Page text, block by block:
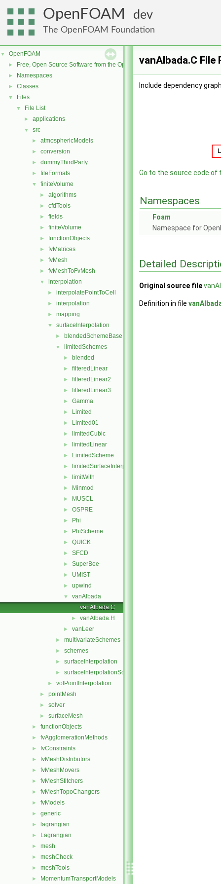
OpenFOAM dev
The OpenFOAM Foundation
▼ OpenFOAM
► Free, Open Source Software from the OpenFOAM Foundation
► Namespaces
► Classes
▼ Files
▼ File List
► applications
▼ src
► atmosphericModels
► conversion
► dummyThirdParty
► fileFormats
▼ finiteVolume
► algorithms
► cfdTools
► fields
► finiteVolume
► functionObjects
► fvMatrices
► fvMesh
► fvMeshToFvMesh
▼ interpolation
► interpolatePointToCell
► interpolation
► mapping
▼ surfaceInterpolation
► blendedSchemeBase
▼ limitedSchemes
► blended
► filteredLinear
► filteredLinear2
► filteredLinear3
► Gamma
► Limited
► Limited01
► limitedCubic
► limitedLinear
► LimitedScheme
► limitedSurfaceInterpolationScheme
► limitWith
► Minmod
► MUSCL
► OSPRE
► Phi
► PhiScheme
► QUICK
► SFCD
► SuperBee
► UMIST
► upwind
▼
vanAlbada
vanAlbada.C
► vanAlbada.H
► vanLeer
► multivariateSchemes
► schemes
► surfaceInterpolation
► surfaceInterpolationScheme
► volPointInterpolation
► pointMesh
► solver
► surfaceMesh
► functionObjects
► fvAgglomerationMethods
► fvConstraints
► fvMeshDistributors
► fvMeshMovers
► fvMeshStitchers
► fvMeshTopoChangers
► fvModels
► generic
► lagrangian
► Lagrangian
► mesh
► meshCheck
► meshTools
► MomentumTransportModels
vanAlbada.C File
Include dependency
Go to the source code of
Namespaces
Foam
Namespace for
Detailed
Original source file
Definition in file